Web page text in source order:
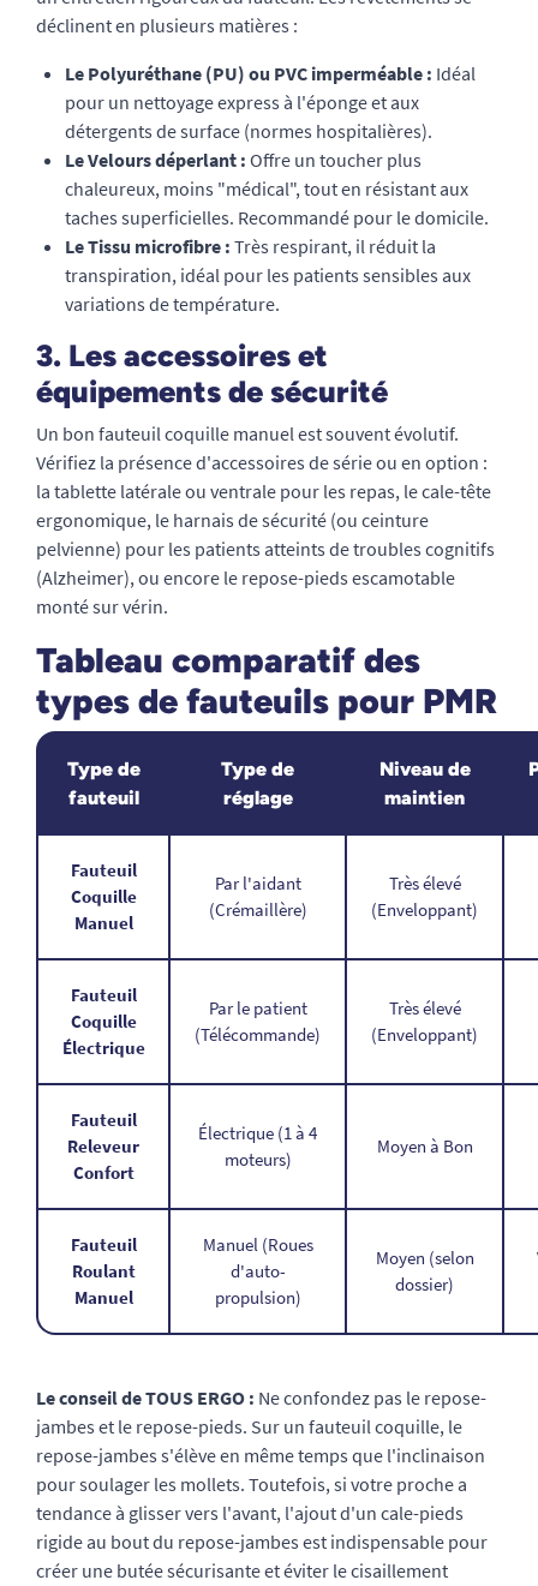
déclinent en plusieurs matières :
Le Polyuréthane (PU) ou PVC imperméable : Idéal
pour un nettoyage express à l'éponge et aux
détergents de surface (normes hospitalières).
Le Velours déperlant : Offre un toucher plus
chaleureux, moins "médical", tout en résistant aux
taches superficielles. Recommandé pour le domicile.
Le Tissu microfibre : Très respirant, il réduit la
transpiration, idéal pour les patients sensibles aux
variations de température.
3. Les accessoires et
équipements de sécurité
Un bon fauteuil coquille manuel est souvent évolutif.
Vérifiez la présence d'accessoires de série ou en option :
la tablette latérale ou ventrale pour les repas, le cale-tête
ergonomique, le harnais de sécurité (ou ceinture
pelvienne) pour les patients atteints de troubles cognitifs
(Alzheimer), ou encore le repose-pieds escamotable
monté sur vérin.
Tableau comparatif des
types de fauteuils pour PMR
Type de
fauteuil
Type de
réglage
Niveau de
maintien
Fauteuil
Coquille
Manuel
Par l'aidant
(Crémaillère)
Très élevé
(Enveloppant)
Fauteuil
Coquille
Électrique
Par le patient
(Télécommande)
Très élevé
(Enveloppant)
Fauteuil
Releveur
Confort
Électrique (1 à 4
moteurs)
Moyen à Bon
Fauteuil
Roulant
Manuel
Manuel (Roues
d'auto-
propulsion)
Moyen (selon
dossier)
Le conseil de TOUS ERGO : Ne confondez pas le repose-
jambes et le repose-pieds. Sur un fauteuil coquille, le
repose-jambes s'élève en même temps que l'inclinaison
pour soulager les mollets. Toutefois, si votre proche a
tendance à glisser vers l'avant, l'ajout d'un cale-pieds
rigide au bout du repose-jambes est indispensable pour
créer une butée sécurisante et éviter le cisaillement